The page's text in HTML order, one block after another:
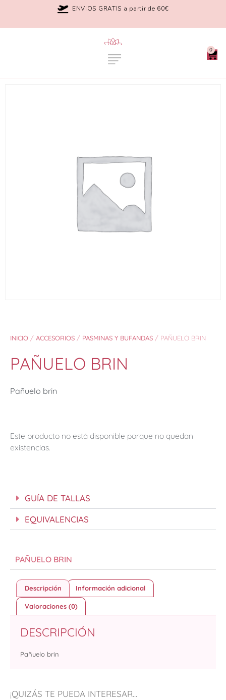
ENVIOS GRATIS a partir de 60€
0
INICIO / ACCESORIOS / PASMINAS Y BUFANDAS / PAÑUELO BRIN
PAÑUELO BRIN
Pañuelo brin
Este producto no está disponible porque no quedan
existencias.
GUÍA DE TALLAS
EQUIVALENCIAS
¡QUIZÁS TE PUEDA INTERESAR...
PAÑUELO BRIN
Descripción Información adicional
Valoraciones (0)
DESCRIPCIÓN
Pañuelo brin